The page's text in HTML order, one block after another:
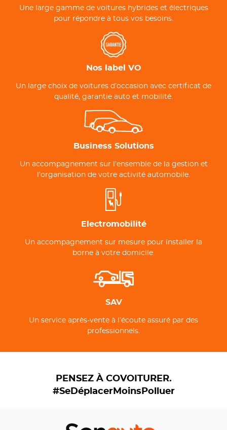
Une large gamme de voitures hybrides et électriques
pour répondre à tous vos besoins.
Nos label VO
Un large choix de voitures d’occasion avec certificat de
qualité, garantie auto et mobilité.
Business Solutions
Un accompagnement sur l’ensemble de la gestion et
l’organisation de votre activité automobile.
Electromobilité
Un accompagnement sur mesure pour installer la
borne à votre domicile.
SAV
Un service après-vente à l’écoute assuré par des
professionnels.
PENSEZ À COVOITURER.
#SeDéplacerMoinsPolluer